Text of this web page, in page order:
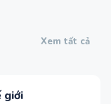
Xem tất cả
giới